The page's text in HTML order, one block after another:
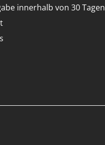
innerhalb von 30 Tagen